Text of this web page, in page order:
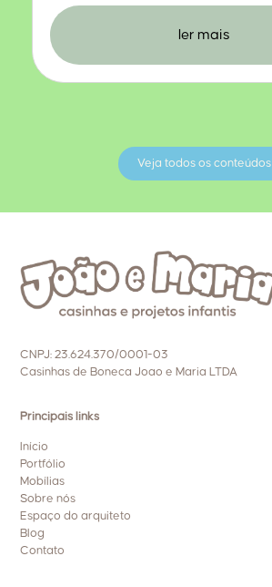
ler mais
Veja todos os conteúdos
CNPJ: 23.624.370/0001-03
Casinhas de Boneca Joao e Maria LTDA
Principais links
Início
Portfólio
Mobílias
Sobre nós
Espaço do arquiteto
Blog
Contato